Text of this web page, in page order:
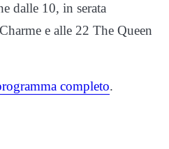
dalle 10, in serata
e alle 22 The Queen
completo.